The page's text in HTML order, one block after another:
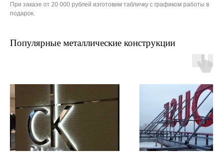
При заказе от 20 000 рублей изготовим табличку с графиком работы в
подарок.
Популярные металлические конструкции